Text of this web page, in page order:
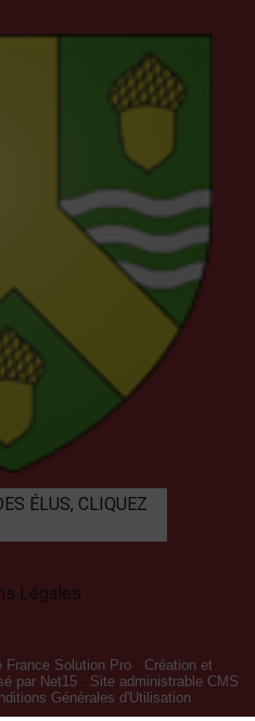
ÉLUS, CLIQUEZ
Légales
France Solution Pro- Création et
par Net15- Site administrable CMS
Générales d'Utilisation